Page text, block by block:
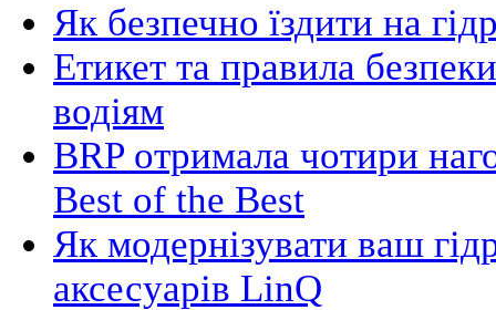
Як безпечно їздити на
Етикет та правила
водіям
BRP отримала чотири
Best of the Best
Як модернізувати ваш
аксесуарів LinQ